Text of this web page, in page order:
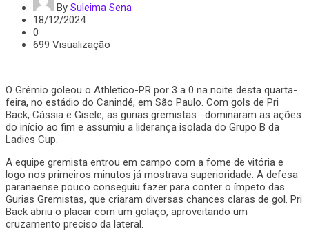
By Suleima Sena
18/12/2024
0
699 Visualização
O Grêmio goleou o Athletico-PR por 3 a 0 na noite desta quarta-
feira, no estádio do Canindé, em São Paulo. Com gols de Pri
Back, Cássia e Gisele, as gurias gremistas dominaram as ações
do início ao fim e assumiu a liderança isolada do Grupo B da
Ladies Cup.
A equipe gremista entrou em campo com a fome de vitória e
logo nos primeiros minutos já mostrava superioridade. A defesa
paranaense pouco conseguiu fazer para conter o ímpeto das
Gurias Gremistas, que criaram diversas chances claras de gol. Pri
Back abriu o placar com um golaço, aproveitando um
cruzamento preciso da lateral.